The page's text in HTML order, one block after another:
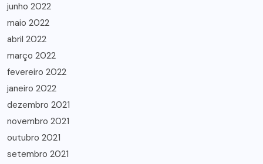
junho 2022
maio 2022
abril 2022
março 2022
fevereiro 2022
janeiro 2022
dezembro 2021
novembro 2021
outubro 2021
setembro 2021